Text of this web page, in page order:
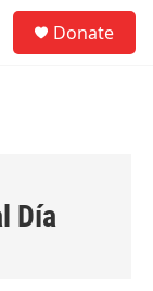
Donate
Día